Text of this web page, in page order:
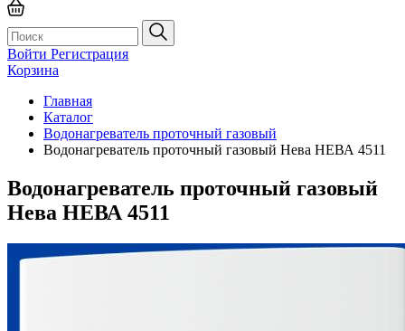
Войти Регистрация
Корзина
Главная
Каталог
Водонагреватель проточный газовый
Водонагреватель проточный газовый Нева НЕВА 4511
Водонагреватель проточный газовый
Нева НЕВА 4511